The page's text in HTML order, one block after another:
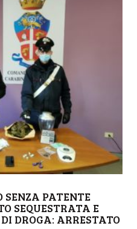
PATENTE
SEQUESTRATA E
DROGA: ARRESTATO